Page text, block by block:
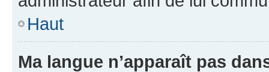
Haut
Ma langue n’apparaît pas